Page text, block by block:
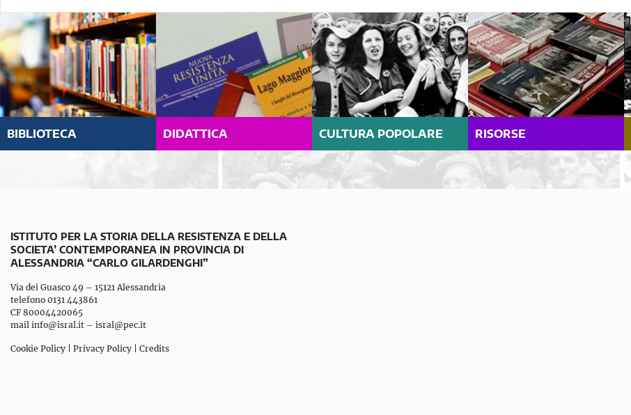
BIBLIOTECA DIDATTICA CULTURA POPOLARE RISORSE
ISTITUTO PER LA STORIA DELLA RESISTENZA E DELLA
SOCIETA’ CONTEMPORANEA IN PROVINCIA DI
ALESSANDRIA “CARLO GILARDENGHI”
Via dei Guasco 49 – 15121 Alessandria
telefono 0131 443861
CF 80004420065
mail info@isral.it – isral@pec.it
Cookie Policy Privacy Policy Credits